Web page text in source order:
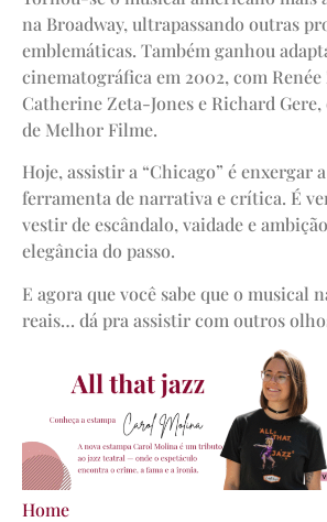
na Broadway, ultrapassando outras
emblemáticas. Também ganhou
cinematográfica em 2002, com Renée
Catherine Zeta-Jones e Richard Gere,
de Melhor Filme.
Hoje, assistir a “Chicago” é enxergar
ferramenta de narrativa e crítica. É
vestir de escândalo, vaidade e
elegância do passo.
E agora que você sabe que o musical
reais… dá pra assistir com outros
Home